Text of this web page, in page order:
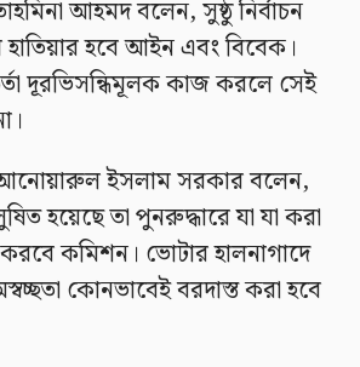
আহমদ বলেন, সুষ্ঠু নির্বাচন
হবে আইন এবং বিবেক।
দূরভিসন্ধিমূলক কাজ করলে সেই
আনোয়ারুল ইসলাম সরকার বলেন,
হয়েছে তা পুনরুদ্ধারে যা যা করা
কমিশন। ভোটার হালনাগাদে
কোনভাবেই বরদাস্ত করা হবে